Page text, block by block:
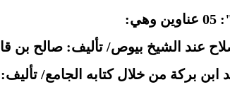
وهي:
عند الشيخ بيوص/ تأليف: صالح بن
ابن بركة من خلال كتابه الجامع/